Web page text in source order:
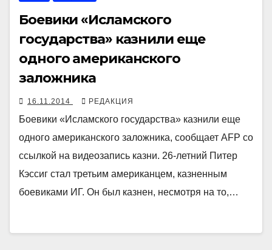
Боевики «Исламского
государства» казнили еще
одного американского
заложника
16.11.2014 РЕДАКЦИЯ
Боевики «Исламского государства» казнили еще
одного американского заложника, сообщает AFP со
ссылкой на видеозапись казни. 26-летний Питер
Кэссиг стал третьим американцем, казненным
боевиками ИГ. Он был казнен, несмотря на то,…